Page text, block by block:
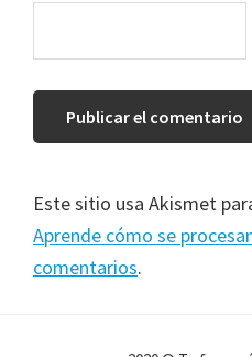
Este sitio usa Akismet
Aprende cómo se
comentarios.